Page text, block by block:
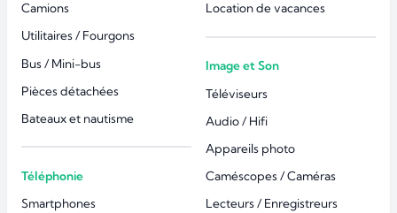
Camions
Utilitaires / Fourgons
Bus / Mini-bus
Pièces détachées
Bateaux et nautisme
Téléphonie
Smartphones
Location de vacances
Image et Son
Téléviseurs
Audio / Hifi
Appareils photo
Caméscopes / Caméras
Lecteurs / Enregistreurs